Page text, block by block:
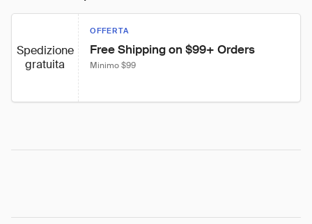
Spedizione
gratuita
OFFERTA
Free Shipping on $99+ Orders
Minimo $99